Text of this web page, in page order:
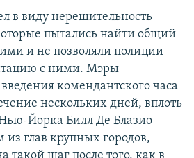
в виду нерешительность
пытались найти общий
и не позволяли полиции
с ними. Мэры
комендантского часа
нескольких дней, вплоть
Йорка Билл Де Блазио
из глав крупных городов,